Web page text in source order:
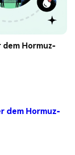
dem Hormuz-
dem Hormuz-